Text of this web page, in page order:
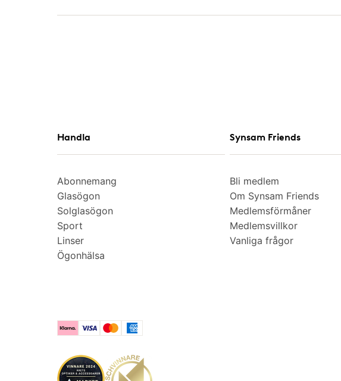
Handla
Abonnemang
Glasögon
Solglasögon
Sport
Linser
Ögonhälsa
Synsam Friends
Bli medlem
Om Synsam Friends
Medlemsförmåner
Medlemsvillkor
Vanliga frågor
KlarnaVisa MastercardAmerican Express